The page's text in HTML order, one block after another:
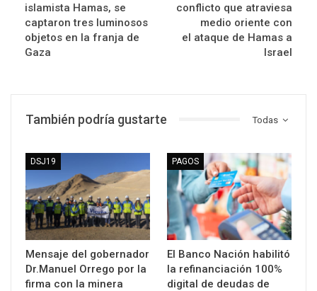
islamista Hamas, se
captaron tres luminosos
objetos en la franja de
Gaza
conflicto que atraviesa
medio oriente con
el ataque de Hamas a
Israel
Todas
También podría gustarte
DSJ19
Mensaje del gobernador
Dr.Manuel Orrego por la
firma con la minera
PAGOS
El Banco Nación habilitó
la refinanciación 100%
digital de deudas de